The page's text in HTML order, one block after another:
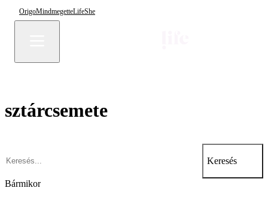
OrigoMindmegetteLifeShe
sztárcsemete
Keresés
Bármikor